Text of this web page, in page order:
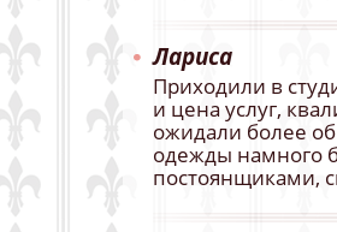
Лариса
Приходили в
и цена услуг,
ожидали более
одежды намного
постоянщиками,